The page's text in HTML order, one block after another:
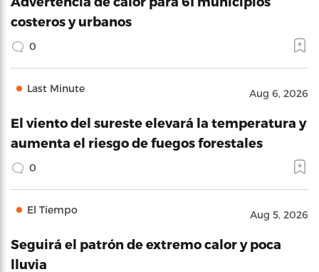
costeros y urbanos
0
Last Minute Aug 6, 2026
El viento del sureste elevará la temperatura y
aumenta el riesgo de fuegos forestales
0
El Tiempo Aug 5, 2026
Seguirá el patrón de extremo calor y poca
lluvia